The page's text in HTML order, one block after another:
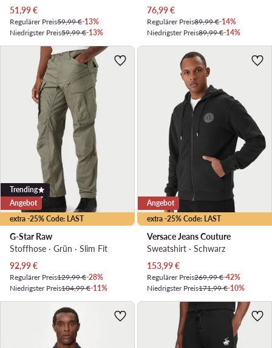
Aktueller Preis
51,99€
Regulärer Preis59,99 €-13%
Niedrigster Preis59,99 €-13%
Aktueller Preis
76,99€
Regulärer Preis89,99 €-14%
Niedrigster Preis89,99 €-14%
extra -25% Code: LAST
Trending
Angebot
G-Star Raw
Stoffhose · Grün · Slim Fit
Aktueller Preis
92,99€
Regulärer Preis129,99 €-28%
Niedrigster Preis104,99 €-11%
extra -25% Code: LAST
Angebot
Versace Jeans Couture
Sweatshirt · Schwarz
Aktueller Preis
153,99€
Regulärer Preis269,99 €-42%
Niedrigster Preis171,99 €-10%